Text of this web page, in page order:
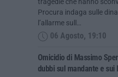
tragedie che hanno
Procura indaga sulle
l’allarme sull…
06 Agosto, 19:10
Omicidio di Massimo
dubbi sul mandante e